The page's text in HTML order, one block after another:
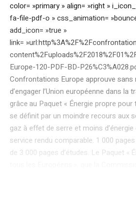
color= »primary » align= »right »
fa-file-pdf-o » css_animation=
add_icon= »true »
link=
Europe-120-PDF-BD-
Confrontations Europe approuve sans
d’engager l’Union européenne dans la
grâce au Paquet « Énergie propre
se définit par un moindre recours aux
gaz à effet de serre et moins
service rendu comparable. 1 000
de 3 000 pages d’études. Le Paquet «